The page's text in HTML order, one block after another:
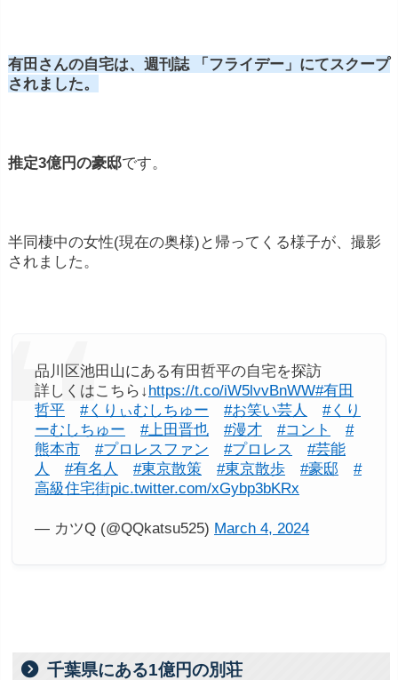
有田さんの自宅は、週刊誌 「フライデー」にてスクープ
されました。
推定3億円の豪邸です。
半同棲中の女性(現在の奥様)と帰ってくる様子が、撮影
されました。
品川区池田山にある有田哲平の自宅を探訪
詳しくはこちら↓https://t.co/iW5lvvBnWW#有田
哲平
#くりぃむしちゅー #お笑い芸人
#くり
ーむしちゅー
#上田晋也 #漫才 #コント
#
熊本市
#プロレスファン #プロレス
#芸能
人
#有名人 #東京散策 #東京散歩 #豪邸
#
高級住宅街pic.twitter.com/xGybp3bKRx
— カツQ (@QQkatsu525) March 4, 2024
千葉県にある1億円の別荘